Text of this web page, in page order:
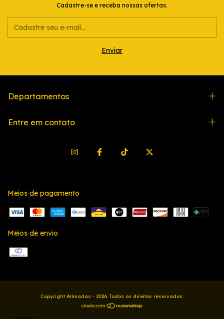
Cadastre-se e receba nossas ofertas.
Departamentos
Entre em contato
Meios de pagamento
Meios de envio
Copyright Allmadas - 2026. Todos os direitos reservados.